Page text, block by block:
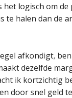
logisch om
te halen dan de
afkondigt,
dezelfde
ik kortzichtig
door snel geld